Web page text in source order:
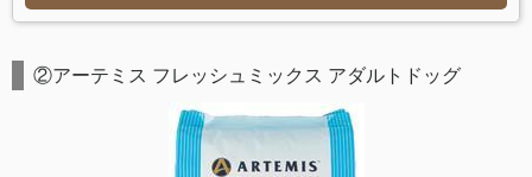
②アーテミス フレッシュミックス アダルトドッグ